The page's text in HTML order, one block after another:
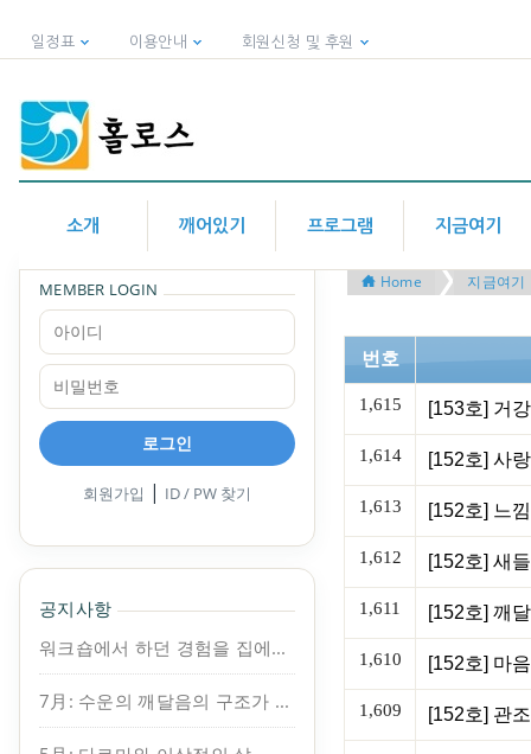
일정표 이용안내 회원신청 및 후원
소개 깨어있기 프로그램 지금여기
MEMBER LOGIN
로그인
회원가입 | ID / PW 찾기
공지사항
워크숍에서 하던 경험을 집에서도 이어가보세요.
7月: 수운의 깨달음의 구조가 보인다
Home 지금여기
번호
1,615
1,614 [152호] 사
1,613 [152호] 느
1,612 [152호] 새
1,611
1,610 [152호] 마
1,609 [152호] 관